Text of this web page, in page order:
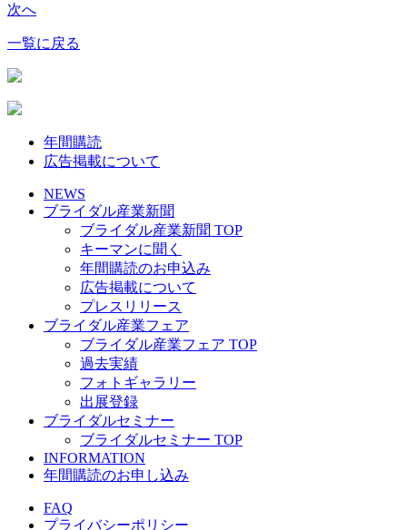
次へ
一覧に戻る
年間購読
広告掲載について
NEWS
ブライダル産業新聞
ブライダル産業新聞 TOP
キーマンに聞く
年間購読のお申込み
広告掲載について
プレスリリース
ブライダル産業フェア
ブライダル産業フェア TOP
過去実績
フォトギャラリー
出展登録
ブライダルセミナー
ブライダルセミナー TOP
INFORMATION
年間購読のお申し込み
FAQ
プライバシーポリシー